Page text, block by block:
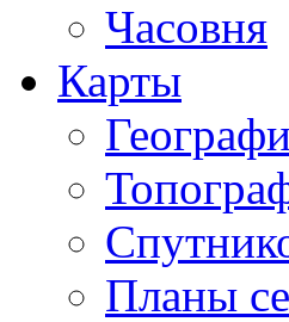
Часовня
Карты
Планы